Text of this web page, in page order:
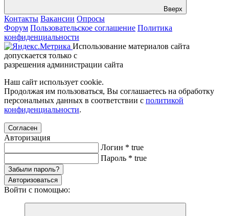
Вверх
Контакты Вакансии Опросы
Форум Пользовательское соглашение Политика
конфиденциальности
Использование материалов сайта
допускается только с
разрешения администрации сайта
Наш сайт использует cookie.
Продолжая им пользоваться, Вы соглашаетесь на обработку
персональных данных в соответствии с политикой
конфиденциальности.
Согласен
Авторизация
Логин * true
Пароль * true
Забыли пароль?
Авторизоваться
Войти с помощью: